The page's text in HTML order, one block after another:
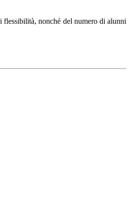
flessibilità, nonché del numero di alunni